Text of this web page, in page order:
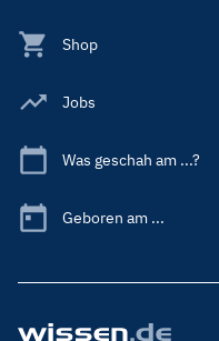
Shop
Jobs
Was geschah am ...?
Geboren am ...